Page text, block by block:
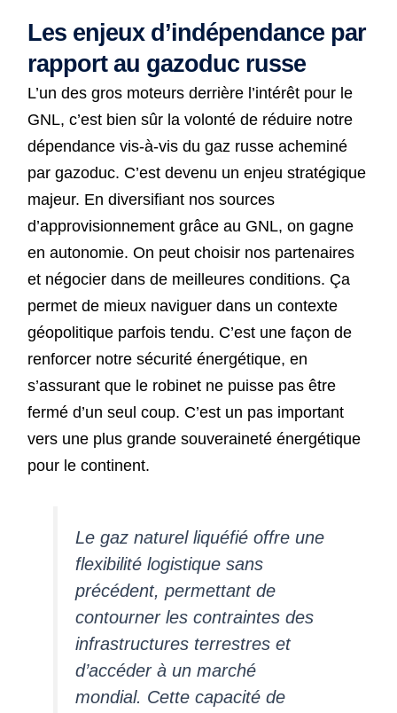
Les enjeux d’indépendance par
rapport au gazoduc russe
L’un des gros moteurs derrière l’intérêt pour le
GNL, c’est bien sûr la volonté de réduire notre
dépendance vis-à-vis du gaz russe acheminé
par gazoduc. C’est devenu un enjeu stratégique
majeur. En diversifiant nos sources
d’approvisionnement grâce au GNL, on gagne
en autonomie. On peut choisir nos partenaires
et négocier dans de meilleures conditions. Ça
permet de mieux naviguer dans un contexte
géopolitique parfois tendu. C’est une façon de
renforcer notre sécurité énergétique, en
s’assurant que le robinet ne puisse pas être
fermé d’un seul coup. C’est un pas important
vers une plus grande souveraineté énergétique
pour le continent.
Le gaz naturel liquéfié offre une
flexibilité logistique sans
précédent, permettant de
contourner les contraintes des
infrastructures terrestres et
d’accéder à un marché
mondial. Cette capacité de